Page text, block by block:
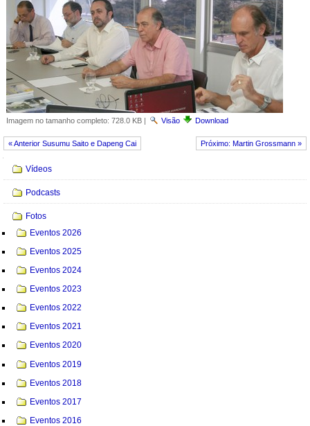
Imagem no tamanho completo: 728.0 KB| Visão Download
« Anterior Susumu Saito e Dapeng Cai Próximo: Martin Grossmann »
Vídeos
Podcasts
Fotos
Eventos 2026
Eventos 2025
Eventos 2024
Eventos 2023
Eventos 2022
Eventos 2021
Eventos 2020
Eventos 2019
Eventos 2018
Eventos 2017
Eventos 2016